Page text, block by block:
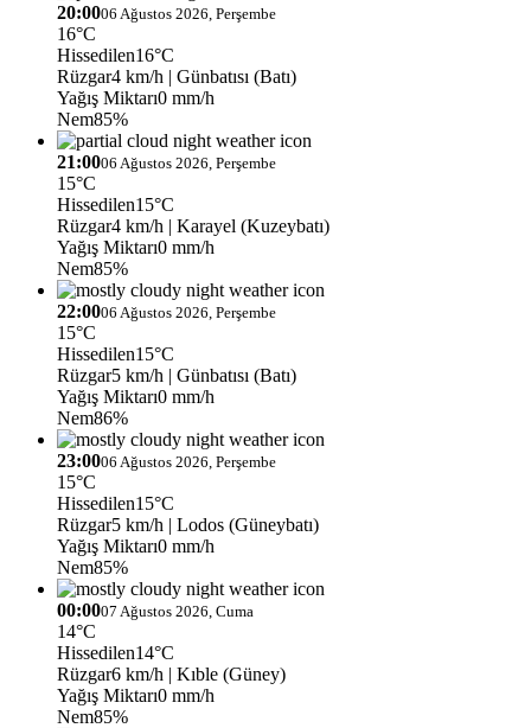
20:0006 Ağustos 2026, Perşembe
16°C
Hissedilen16°C
Rüzgar4 km/h | Günbatısı (Batı)
Yağış Miktarı0 mm/h
Nem85%
21:0006 Ağustos 2026, Perşembe
15°C
Hissedilen15°C
Rüzgar4 km/h | Karayel (Kuzeybatı)
Yağış Miktarı0 mm/h
Nem85%
22:0006 Ağustos 2026, Perşembe
15°C
Hissedilen15°C
Rüzgar5 km/h | Günbatısı (Batı)
Yağış Miktarı0 mm/h
Nem86%
23:0006 Ağustos 2026, Perşembe
15°C
Hissedilen15°C
Rüzgar5 km/h | Lodos (Güneybatı)
Yağış Miktarı0 mm/h
Nem85%
00:0007 Ağustos 2026, Cuma
14°C
Hissedilen14°C
Rüzgar6 km/h | Kıble (Güney)
Yağış Miktarı0 mm/h
Nem85%